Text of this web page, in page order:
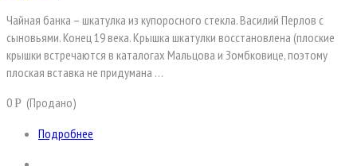
Чайная банка – шкатулка из купоросного стекла. Василий Перлов с
сыновьями. Конец 19 века. Крышка шкатулки восстановлена (плоские
крышки встречаются в каталогах Мальцова и Зомбковице, поэтому
плоская вставка не придумана …
0Р (Продано)
Подробнее